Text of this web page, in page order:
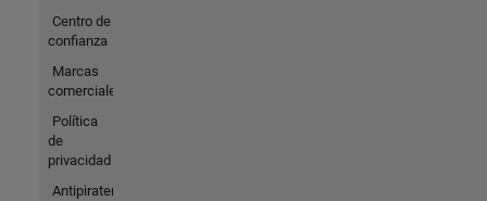
Centro de
confianza
Marcas
comerciales
Política
de
privacidad
Antipiratería